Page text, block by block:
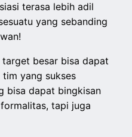
terasa lebih adil
yang sebanding
besar bisa dapat
tim yang sukses
bisa dapat bingkisan
tapi juga